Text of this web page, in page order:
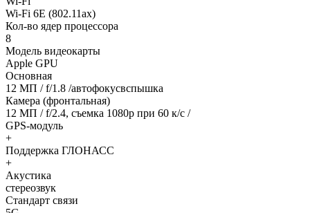
Wi-Fi 6E (802.11ax)
Кол-во ядер процессора
8
Модель видеокарты
Apple GPU
Основная
12 МП / f/1.8 /автофокусвспышка
Камера (фронтальная)
12 МП / f/2.4, съемка 1080р при 60 к/с /
GPS-модуль
+
Поддержка ГЛОНАСС
+
Акустика
стереозвук
Стандарт связи